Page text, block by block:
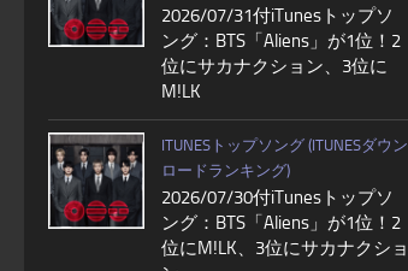
2026/07/31付iTunesトップソ
ング：BTS「Aliens」が1位！2
位にサカナクション、3位に
M!LK
ITUNESトップソング (ITUNESダウン
ロードランキング)
2026/07/30付iTunesトップソ
ング：BTS「Aliens」が1位！2
位にM!LK、3位にサカナクショ